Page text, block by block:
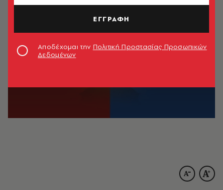
ΕΓΓΡΑΦΗ
Αποδέχομαι την Πολιτική Προστασίας Προσωπικών
Δεδομένων